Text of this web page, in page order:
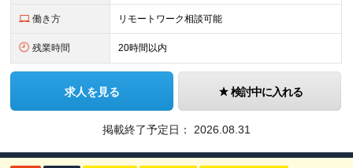
働き方 リモートワーク相談可能
残業時間 20時間以内
求人を見る 検討中に入れる
掲載終了予定日： 2026.08.31